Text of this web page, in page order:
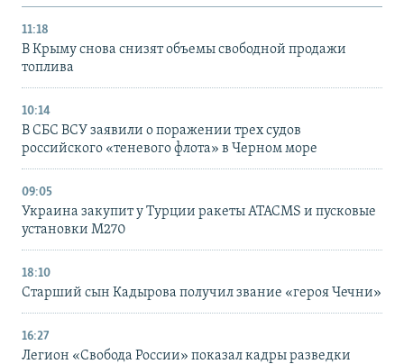
11:18
В Крыму снова снизят объемы свободной продажи
топлива
10:14
В СБС ВСУ заявили о поражении трех судов
российского «теневого флота» в Черном море
09:05
Украина закупит у Турции ракеты ATACMS и пусковые
установки M270
18:10
Старший сын Кадырова получил звание «героя Чечни»
16:27
Легион «Свобода России» показал кадры разведки